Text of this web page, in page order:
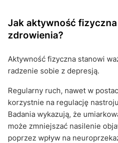
Jak aktywność
zdrowienia?
Aktywność fizyczna stanowi
radzenie sobie z depresją.
Regularny ruch, nawet w
korzystnie na regulację
Badania wykazują, że
może zmniejszać nasilenie
poprzez wpływ na